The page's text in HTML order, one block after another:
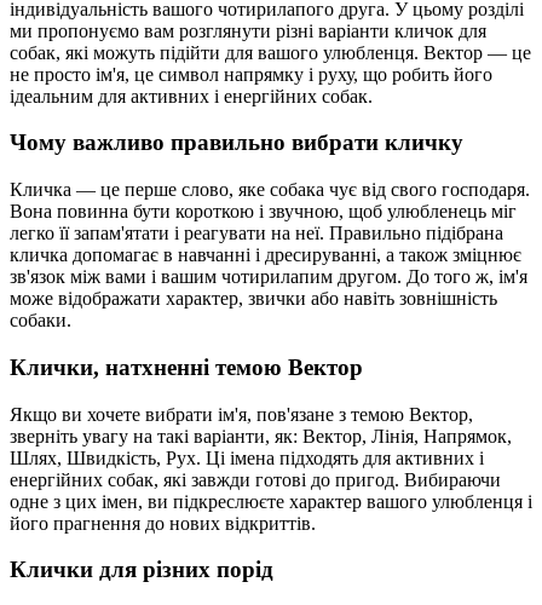
індивідуальність вашого чотирилапого друга. У цьому розділі
ми пропонуємо вам розглянути різні варіанти кличок для
собак, які можуть підійти для вашого улюбленця. Вектор — це
не просто ім'я, це символ напрямку і руху, що робить його
ідеальним для активних і енергійних собак.
Чому важливо правильно вибрати кличку
Кличка — це перше слово, яке собака чує від свого господаря.
Вона повинна бути короткою і звучною, щоб улюбленець міг
легко її запам'ятати і реагувати на неї. Правильно підібрана
кличка допомагає в навчанні і дресируванні, а також зміцнює
зв'язок між вами і вашим чотирилапим другом. До того ж, ім'я
може відображати характер, звички або навіть зовнішність
собаки.
Клички, натхненні темою Вектор
Якщо ви хочете вибрати ім'я, пов'язане з темою Вектор,
зверніть увагу на такі варіанти, як: Вектор, Лінія, Напрямок,
Шлях, Швидкість, Рух. Ці імена підходять для активних і
енергійних собак, які завжди готові до пригод. Вибираючи
одне з цих імен, ви підкреслюєте характер вашого улюбленця і
його прагнення до нових відкриттів.
Клички для різних порід